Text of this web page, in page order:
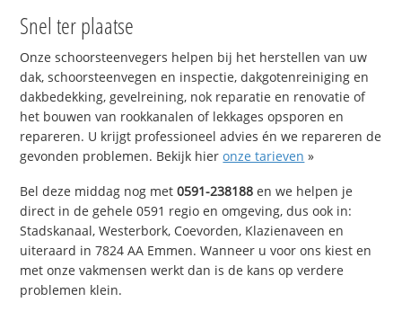
Snel ter plaatse
Onze schoorsteenvegers helpen bij het herstellen van uw
dak, schoorsteenvegen en inspectie, dakgotenreiniging en
dakbedekking, gevelreining, nok reparatie en renovatie of
het bouwen van rookkanalen of lekkages opsporen en
repareren. U krijgt professioneel advies én we repareren de
gevonden problemen. Bekijk hieronze tarieven »
Bel deze middag nog met0591-238188 en we helpen je
direct in de gehele 0591 regio en omgeving, dus ook in:
Stadskanaal, Westerbork, Coevorden, Klazienaveen en
uiteraard in 7824 AA Emmen. Wanneer u voor ons kiest en
met onze vakmensen werkt dan is de kans op verdere
problemen klein.